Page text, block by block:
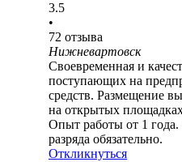
3.5
•
72 отзыва
Нижневартовск
Своевременная и
поступающих на
средств. Размещение
на открытых
Опыт работы от 1 года.
разряда обязательно.
Откликнуться